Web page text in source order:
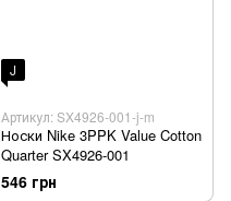
J
Артикул: SX4926-001-j-m
Носки Nike 3PPK Value Cotton
Quarter SX4926-001
546 грн